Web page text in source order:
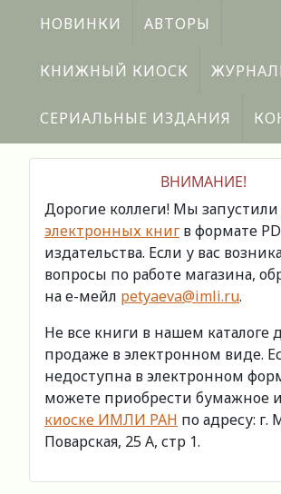
НОВИНКИ АВТОРЫ
КНИЖНЫЙ КИОСК
СЕРИАЛЬНЫЕ ИЗДАНИЯ
ВНИМАНИЕ!
Дорогие коллеги! Мы запустили
электронных книг в формате
издательства. Если у вас
вопросы по работе магазина,
на е-мейл petyaeva@imli.ru.
Не все книги в нашем каталоге
продаже в электронном виде.
недоступна в электронном
можете приобрести бумажное
киоске ИМЛИ РАН по адресу: г.
Поварская, 25 А, стр 1.